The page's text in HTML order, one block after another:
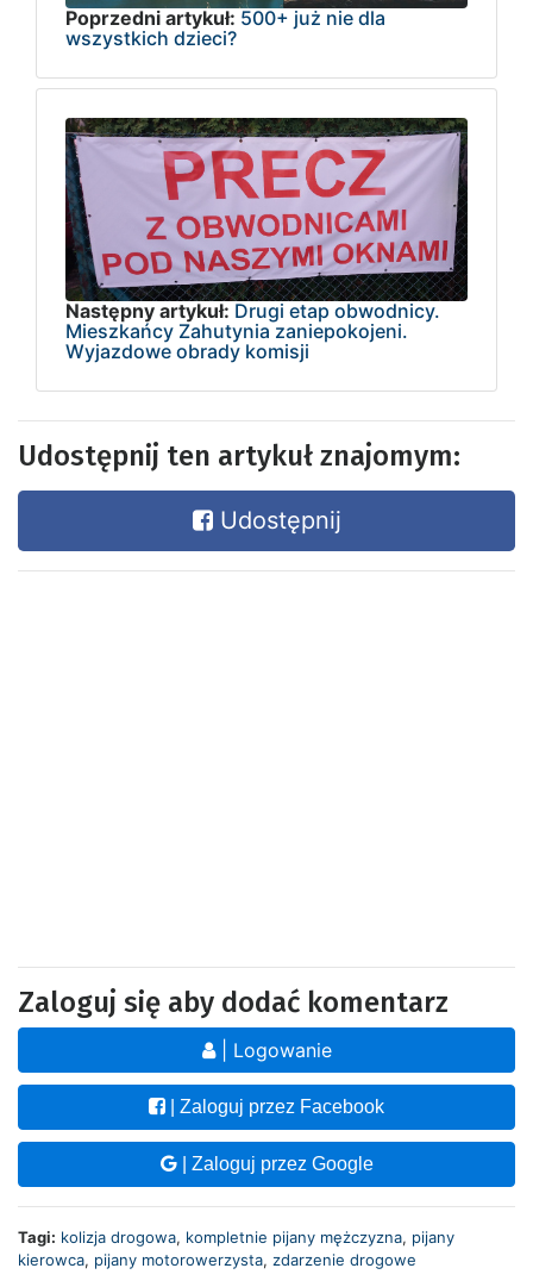
Poprzedni artykuł: 500+ już nie dla
wszystkich dzieci?
Następny artykuł: Drugi etap obwodnicy.
Mieszkańcy Zahutynia zaniepokojeni.
Wyjazdowe obrady komisji
Udostępnij ten artykuł znajomym:
Udostępnij
Zaloguj się aby dodać komentarz
| Logowanie
| Zaloguj przez Facebook
| Zaloguj przez Google
Tagi: kolizja drogowa, kompletnie pijany mężczyzna, pijany
kierowca, pijany motorowerzysta, zdarzenie drogowe